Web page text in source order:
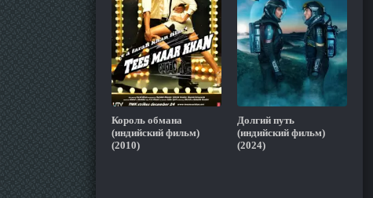
Король обмана
(индийский фильм)
(2010)
Долгий путь
(индийский фильм)
(2024)